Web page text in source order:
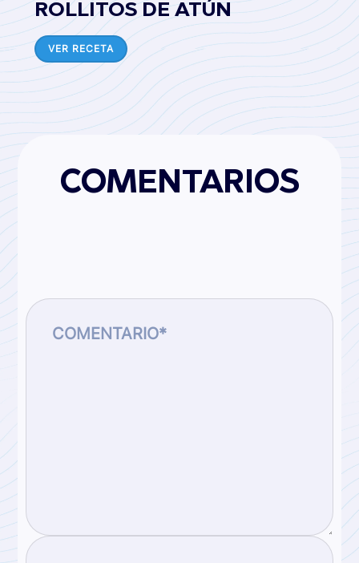
ROLLITOS DE ATÚN
VER RECETA
COMENTARIOS